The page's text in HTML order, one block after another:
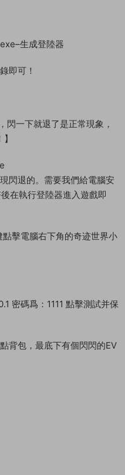
生成登陸器
即可！
閃一下就退了是正常現象，
閃退的。需要我們給電腦安
在執行登陸器進入遊戲即
擊電腦右下角的奇迹世界小
密碼爲：1111 點擊測試并保
背包，最底下有個閃閃的EV